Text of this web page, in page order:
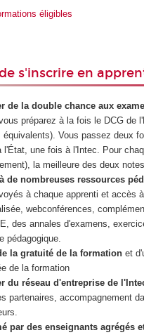
éligibles
s'inscrire en
de la double chance aux
préparez à la fois le DCG de
équivalents). Vous passez deux
l'État, une fois à l'Intec. Pour
la meilleure des deux
de nombreuses ressources
à chaque apprenti et accès
webconférences,
des annales d'examens,
pédagogique.
la gratuité de la formation et
de la formation
du réseau d'entreprise de
partenaires, accompagnement
par des enseignants agrégés